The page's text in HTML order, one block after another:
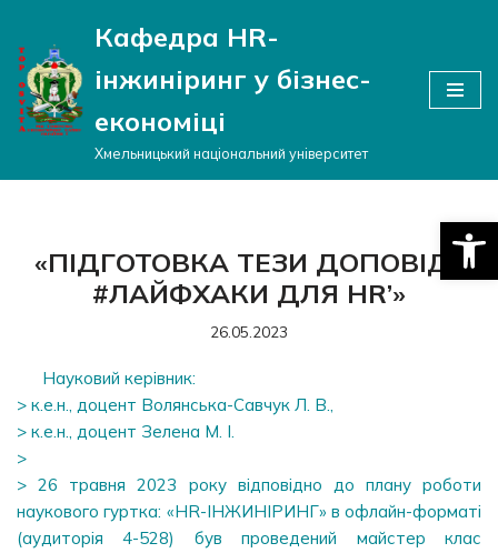
Перейти
до
вмісту
Кафедра HR-
інжиніринг у бізнес-
економіці
Хмельницький національний університет
«ПІДГОТОВКА ТЕЗИ ДОПОВІДІ:
#ЛАЙФХАКИ ДЛЯ HR’»
26.05.2023
Науковий керівник:
> к.е.н., доцент Волянська-Савчук Л. В.,
> к.е.н., доцент Зелена М. І.
>
> 26 травня 2023 року відповідно до плану роботи
наукового гуртка: «HR-ІНЖИНІРИНГ» в офлайн-форматі
(аудиторія 4-528) був проведений майстер клас